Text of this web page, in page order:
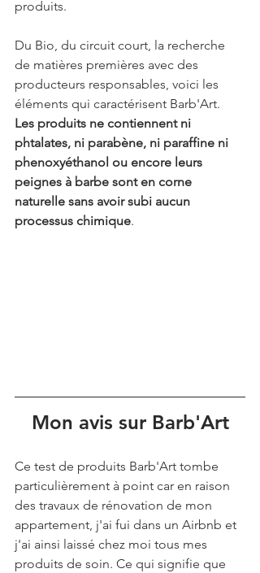
produits.
Du Bio, du circuit court, la recherche
de matières premières avec des
producteurs responsables, voici les
éléments qui caractérisent Barb'Art.
Les produits ne contiennent ni
phtalates, ni parabène, ni paraffine ni
phenoxyéthanol ou encore leurs
peignes à barbe sont en corne
naturelle sans avoir subi aucun
processus chimique.
Mon avis sur Barb'Art
Ce test de produits Barb'Art tombe
particulièrement à point car en raison
des travaux de rénovation de mon
appartement, j'ai fui dans un Airbnb et
j'ai ainsi laissé chez moi tous mes
produits de soin. Ce qui signifie que